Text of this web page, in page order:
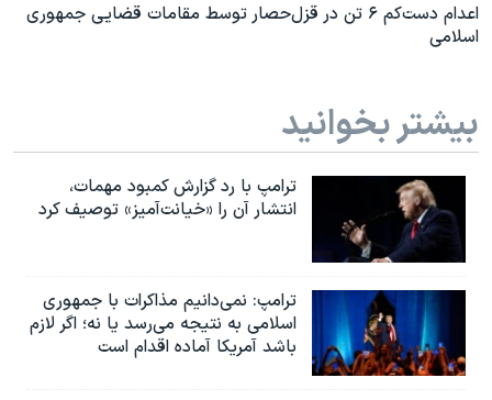
اعدام دست‌کم ۶ تن در قزل‌حصار توسط مقامات قضایی جمهوری
اسلامی
بیشتر بخوانید
ترامپ با رد گزارش کمبود مهمات،
انتشار آن را «خیانت‌آمیز» توصیف کرد
ترامپ: نمی‌دانیم مذاکرات با جمهوری
اسلامی به نتیجه می‌رسد یا نه؛ اگر لازم
باشد آمریکا آماده اقدام است